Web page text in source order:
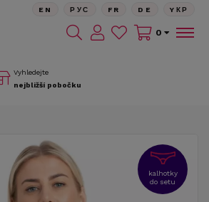
Vyhledejte
nejbližší pobočku
EN РУС FR DE YКР
0
kalhotky
do setu